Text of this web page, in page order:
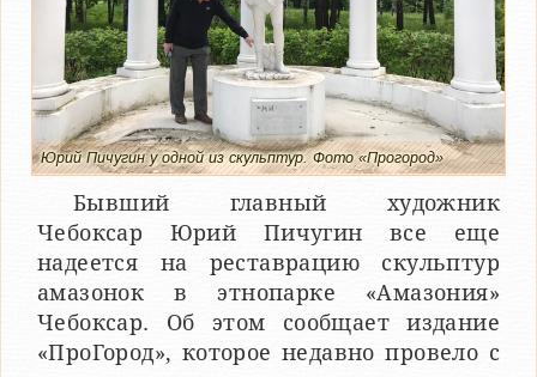
Юрий Пичугин у одной из скульптур. Фото «Прогород»
Бывший главный художник
Чебоксар Юрий Пичугин все еще
надеется на реставрацию скульптур
амазонок в этнопарке «Амазония»
Чебоксар. Об этом сообщает издание
«ПроГород», которое недавно провело с